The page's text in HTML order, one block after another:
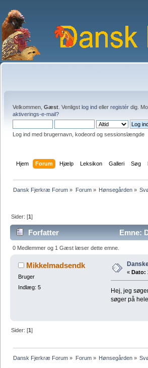
Velkommen, Gæst . Venligst log ind eller registér dig.
aktiverings-e-mail?
Log ind med brugernavn, kodeord og sessionslængde
Hjem Forum Hjælp Leksikon Galleri Søg
Dansk Fjerkræ Forum » Forum» Hønsegården»
Sider: [1]
Forfatter Emne:
0 Medlemmer og 1 Gæst læser dette emne.
Mikkelmadsendk
Bruger
Indlæg: 5
« Dato:
Hej, jeg
søger på
Sider: [1]
Dansk Fjerkræ Forum » Forum» Hønsegården»